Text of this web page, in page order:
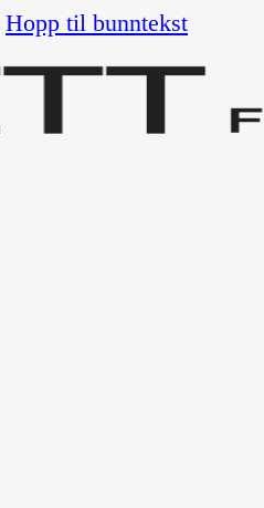
Hopp til bunntekst